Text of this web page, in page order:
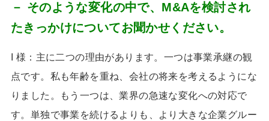
－ そのような変化の中で、M&Aを検討され
たきっかけについてお聞かせください。
I 様：主に二つの理由があります。一つは事業承継の観
点です。私も年齢を重ね、会社の将来を考えるようにな
りました。もう一つは、業界の急速な変化への対応で
す。単独で事業を続けるよりも、より大きな企業グルー